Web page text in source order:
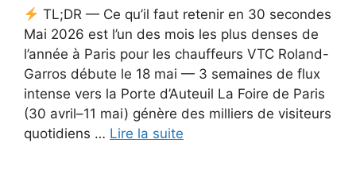
TL;DR — Ce qu’il faut retenir en 30 secondes
Mai 2026 est l’un des mois les plus denses de
l’année à Paris pour les chauffeurs VTC Roland-
Garros débute le 18 mai — 3 semaines de flux
intense vers la Porte d’Auteuil La Foire de Paris
(30 avril–11 mai) génère des milliers de visiteurs
quotidiens … Lire la suite